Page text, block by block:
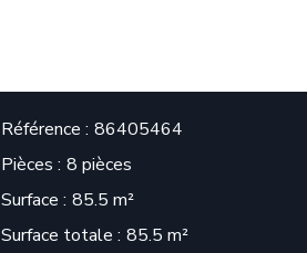
Référence 86405464
Pièces 8 pièces
Surface 85.5 m²
Surface totale 85.5 m²